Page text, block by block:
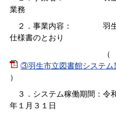
業務
２．事業内容： 羽生市
仕様書のとおり
（
③羽生市立図書館システム
）
３．システム稼働期間：令
年１月３１日